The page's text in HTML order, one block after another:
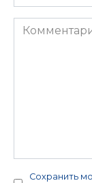
Сохранить